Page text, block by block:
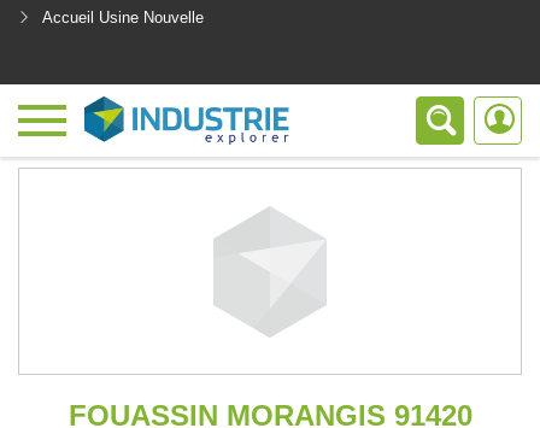
Accueil Usine Nouvelle
FOUASSIN MORANGIS 91420